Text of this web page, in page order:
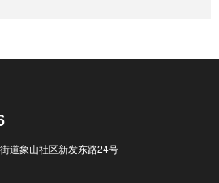
道象山社区新发东路24号